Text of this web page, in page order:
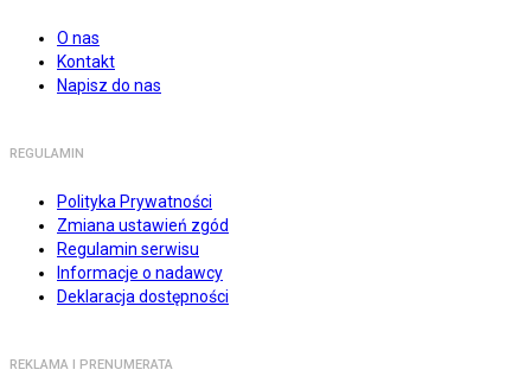
O nas
Kontakt
Napisz do nas
REGULAMIN
Polityka Prywatności
Zmiana ustawień zgód
Regulamin serwisu
Informacje o nadawcy
Deklaracja dostępności
REKLAMA I PRENUMERATA